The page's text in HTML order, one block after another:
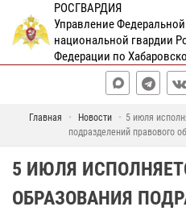
РОСГВАРДИЯ
Управление
национальной гвардии
Федерации по
Главная Новости
5 июля
подразделений правового
5 ИЮЛЯ
ОБРАЗОВАНИЯ